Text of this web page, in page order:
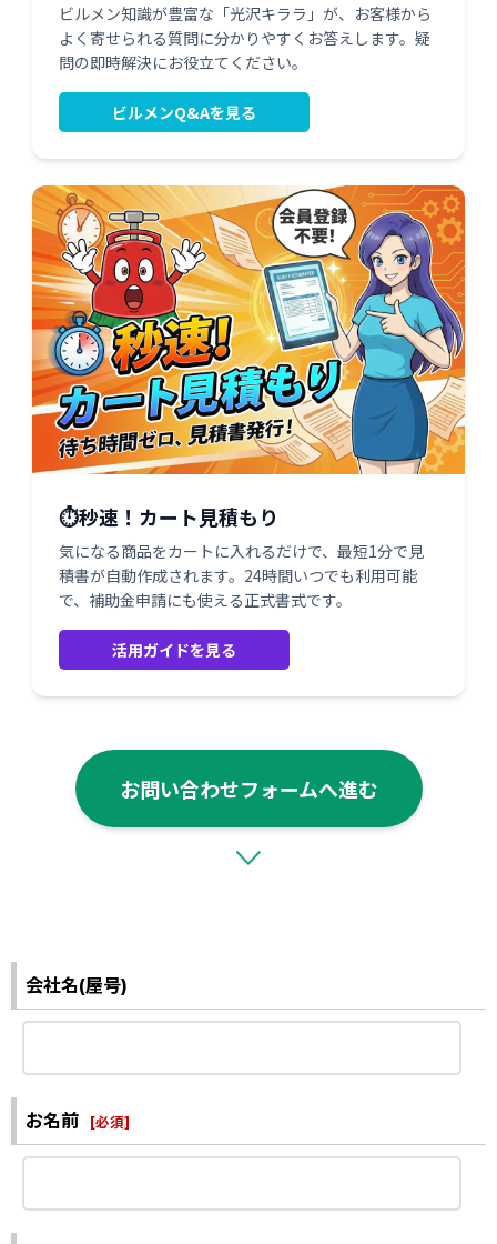
ビルメン知識が豊富な「光沢キララ」が、お客様から
よく寄せられる質問に分かりやすくお答えします。疑
問の即時解決にお役立てください。
ビルメンQ&Aを見る
⏱️秒速！カート見積もり
気になる商品をカートに入れるだけで、最短1分で見
積書が自動作成されます。24時間いつでも利用可能
で、補助金申請にも使える正式書式です。
活用ガイドを見る
お問い合わせフォームへ進む
会社名(屋号)
お名前 [必須]